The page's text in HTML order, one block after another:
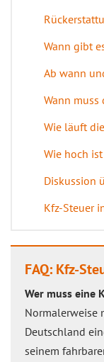
Wann gibt
Ab wann
Wann muss
Wie läuft
Wie hoch
Diskussion
Kfz-Steuer
FAQ: Kfz-
Wer muss eine
Normalerweise
Deutschland
seinem